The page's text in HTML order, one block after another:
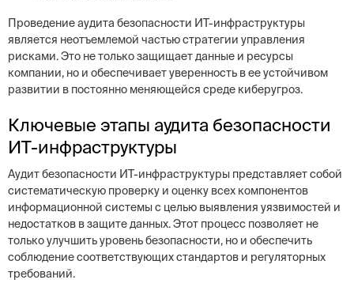
Проведение аудита безопасности ИТ-инфраструктуры
является неотъемлемой частью стратегии управления
рисками. Это не только защищает данные и ресурсы
компании, но и обеспечивает уверенность в ее устойчивом
развитии в постоянно меняющейся среде киберугроз.
Ключевые этапы аудита безопасности
ИТ-инфраструктуры
Аудит безопасности ИТ-инфраструктуры представляет собой
систематическую проверку и оценку всех компонентов
информационной системы с целью выявления уязвимостей и
недостатков в защите данных. Этот процесс позволяет не
только улучшить уровень безопасности, но и обеспечить
соблюдение соответствующих стандартов и регуляторных
требований.